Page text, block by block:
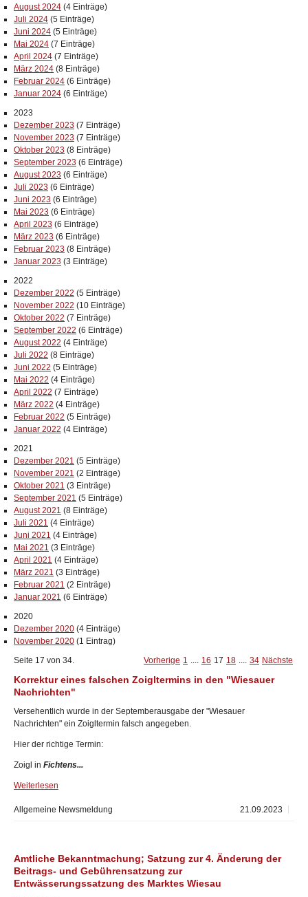
August 2024 (4 Einträge)
Juli 2024 (5 Einträge)
Juni 2024 (5 Einträge)
Mai 2024 (7 Einträge)
April 2024 (7 Einträge)
März 2024 (8 Einträge)
Februar 2024 (6 Einträge)
Januar 2024 (6 Einträge)
2023
Dezember 2023 (7 Einträge)
November 2023 (7 Einträge)
Oktober 2023 (8 Einträge)
September 2023 (6 Einträge)
August 2023 (6 Einträge)
Juli 2023 (6 Einträge)
Juni 2023 (6 Einträge)
Mai 2023 (6 Einträge)
April 2023 (6 Einträge)
März 2023 (6 Einträge)
Februar 2023 (8 Einträge)
Januar 2023 (3 Einträge)
2022
Dezember 2022 (5 Einträge)
November 2022 (10 Einträge)
Oktober 2022 (7 Einträge)
September 2022 (6 Einträge)
August 2022 (4 Einträge)
Juli 2022 (8 Einträge)
Juni 2022 (5 Einträge)
Mai 2022 (4 Einträge)
April 2022 (7 Einträge)
März 2022 (4 Einträge)
Februar 2022 (5 Einträge)
Januar 2022 (4 Einträge)
2021
Dezember 2021 (5 Einträge)
November 2021 (2 Einträge)
Oktober 2021 (3 Einträge)
September 2021 (5 Einträge)
August 2021 (8 Einträge)
Juli 2021 (4 Einträge)
Juni 2021 (4 Einträge)
Mai 2021 (3 Einträge)
April 2021 (4 Einträge)
März 2021 (3 Einträge)
Februar 2021 (2 Einträge)
Januar 2021 (6 Einträge)
2020
Dezember 2020 (4 Einträge)
November 2020 (1 Eintrag)
Seite 17 von 34.
Vorherige 1 .... 16 17 18 .... 34 Nächste
Korrektur eines falschen Zoigltermins in den "Wiesauer
Nachrichten"
Versehentlich wurde in der Septemberausgabe der "Wiesauer
Nachrichten" ein Zoigltermin falsch angegeben.
Hier der richtige Termin:
Zoigl in Fichtens...
Weiterlesen
21.09.2023
Allgemeine Newsmeldung
Amtliche Bekanntmachung; Satzung zur 4. Änderung der
Beitrags- und Gebührensatzung zur
Entwässerungssatzung des Marktes Wiesau